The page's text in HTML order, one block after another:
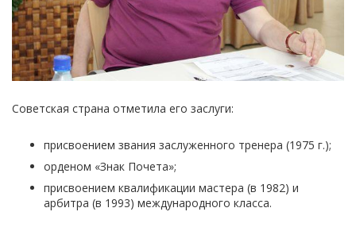
Советская страна отметила его заслуги:
присвоением звания заслуженного тренера (1975 г.);
орденом «Знак Почета»;
присвоением квалификации мастера (в 1982) и
арбитра (в 1993) международного класса.